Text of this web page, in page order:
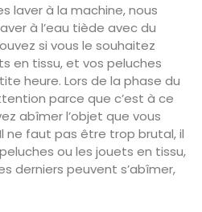
laver à la machine, nous
à l’eau tiède avec du
si vous le souhaitez
en tissu, et vos peluches
heure. Lors de la phase du
parce que c’est à ce
abîmer l’objet que vous
ne faut pas être trop brutal, il
ou les jouets en tissu,
derniers peuvent s’abîmer,